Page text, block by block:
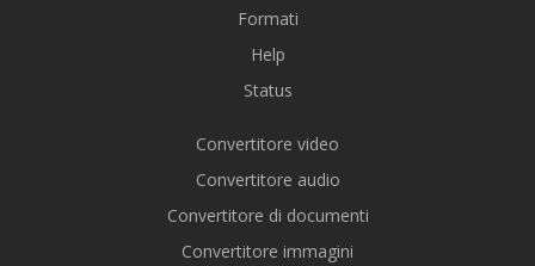
Formati
Help
Status
Convertitore video
Convertitore audio
Convertitore di documenti
Convertitore immagini